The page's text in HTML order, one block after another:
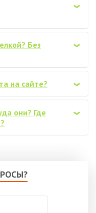
‹
‹
Без
‹
на сайте?
‹
они? Где